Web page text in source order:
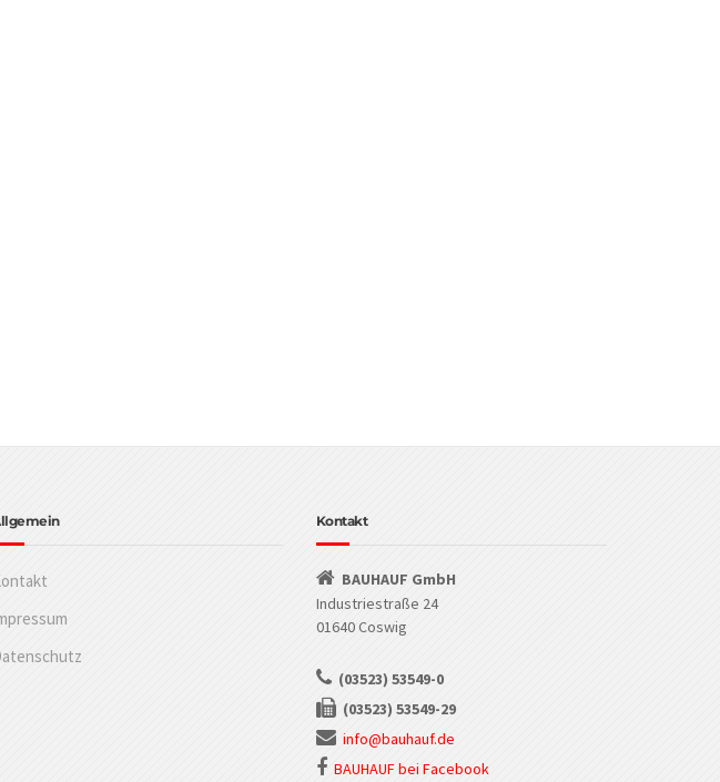
Kontakt
BAUHAUF GmbH
Industriestraße 24
01640 Coswig
(03523) 53549-0
(03523) 53549-29
info@bauhauf.de
BAUHAUF bei Facebook